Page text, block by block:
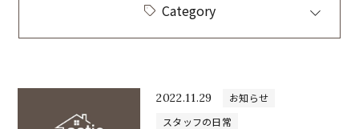
Category
2022.11.29
お知らせ
スタッフの日常